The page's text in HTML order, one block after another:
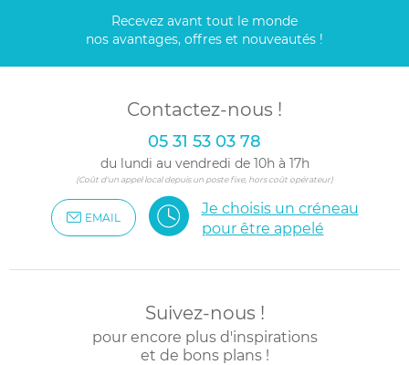
Recevez avant tout le monde
nos avantages, offres et nouveautés !
Contactez-nous !
05 31 53 03 78
du lundi au vendredi de 10h à 17h
(Coût d'un appel local depuis un poste fixe, hors coût opérateur)
EMAIL
Je choisis un créneau
pour être appelé
Suivez-nous !
pour encore plus d'inspirations
et de bons plans !